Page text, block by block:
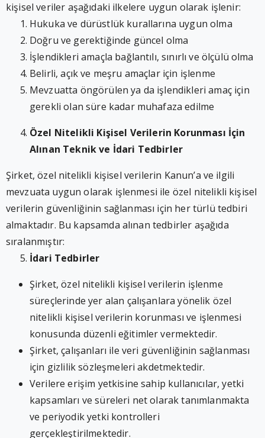
kişisel veriler aşağıdaki ilkelere uygun olarak işlenir:
Hukuka ve dürüstlük kurallarına uygun olma
Doğru ve gerektiğinde güncel olma
İşlendikleri amaçla bağlantılı, sınırlı ve ölçülü olma
Belirli, açık ve meşru amaçlar için işlenme
Mevzuatta öngörülen ya da işlendikleri amaç için
gerekli olan süre kadar muhafaza edilme
Özel Nitelikli Kişisel Verilerin Korunması İçin
Alınan Teknik ve İdari Tedbirler
Şirket, özel nitelikli kişisel verilerin Kanun’a ve ilgili
mevzuata uygun olarak işlenmesi ile özel nitelikli kişisel
verilerin güvenliğinin sağlanması için her türlü tedbiri
almaktadır. Bu kapsamda alınan tedbirler aşağıda
sıralanmıştır:
İdari Tedbirler
Şirket, özel nitelikli kişisel verilerin işlenme
süreçlerinde yer alan çalışanlara yönelik özel
nitelikli kişisel verilerin korunması ve işlenmesi
konusunda düzenli eğitimler vermektedir.
Şirket, çalışanları ile veri güvenliğinin sağlanması
için gizlilik sözleşmeleri akdetmektedir.
Verilere erişim yetkisine sahip kullanıcılar, yetki
kapsamları ve süreleri net olarak tanımlanmakta
ve periyodik yetki kontrolleri
gerçekleştirilmektedir.